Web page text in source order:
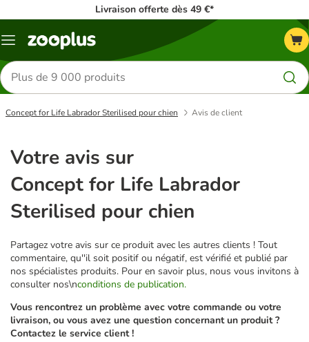
Livraison offerte dès 49 €*
Menu
Rechercher
des
produits
Concept for Life Labrador Sterilised pour chien Avis de client
Votre avis sur
Concept for Life Labrador
Sterilised pour chien
Partagez votre avis sur ce produit avec les autres clients ! Tout
commentaire, qu''il soit positif ou négatif, est vérifié et publié par
nos spécialistes produits. Pour en savoir plus, nous vous invitons à
consulter nos\nconditions de publication.
Vous rencontrez un problème avec votre commande ou votre
livraison, ou vous avez une question concernant un produit ?
Contactez le service client !